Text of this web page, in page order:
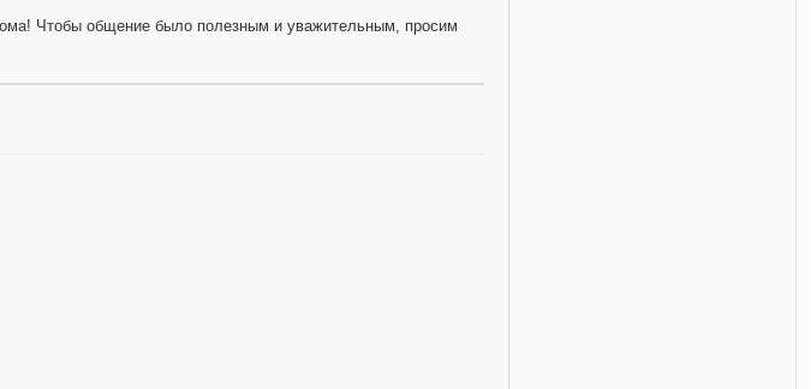
Чтобы общение было полезным и уважительным, просим